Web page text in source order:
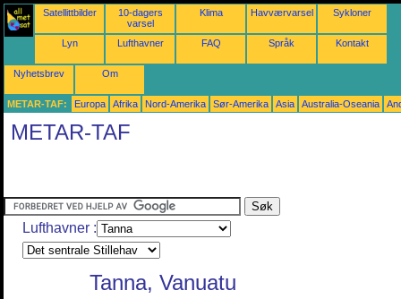
Satellittbilder
10-dagers
varsel
Klima Havværvarsel Sykloner
Lyn Lufthavner FAQ Språk Kontakt
Nyhetsbrev Om
METAR-TAF: Europa Afrika Nord-Amerika Sør-Amerika Asia Australia-Oseania
METAR-TAF
Lufthavner :
Tanna, Vanuatu